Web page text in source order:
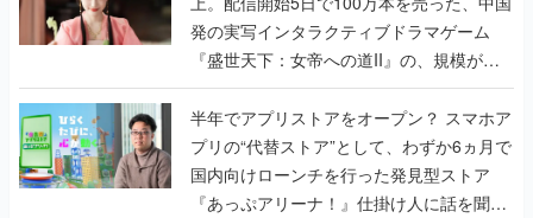
発の実写インタラクティブドラマゲーム
『盛世天下：女帝への道II』の、規模が違
うこだわりをプロデューサーに聞いた
半年でアプリストアをオープン？ スマホア
プリの“代替ストア”として、わずか6ヵ月で
国内向けローンチを行った発見型ストア
『あっぷアリーナ！』仕掛け人に話を聞い